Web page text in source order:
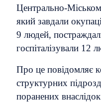
Центрально-
який завдали
9 людей,
госпіталізували 12
Про це повідомляє
структурних
поранених